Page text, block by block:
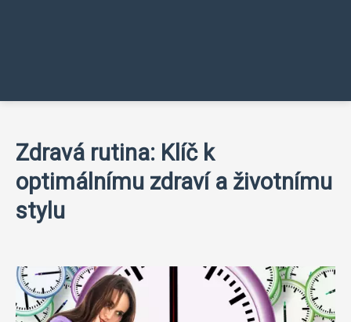
Zdravá rutina: Klíč k
optimálnímu zdraví a životnímu
stylu